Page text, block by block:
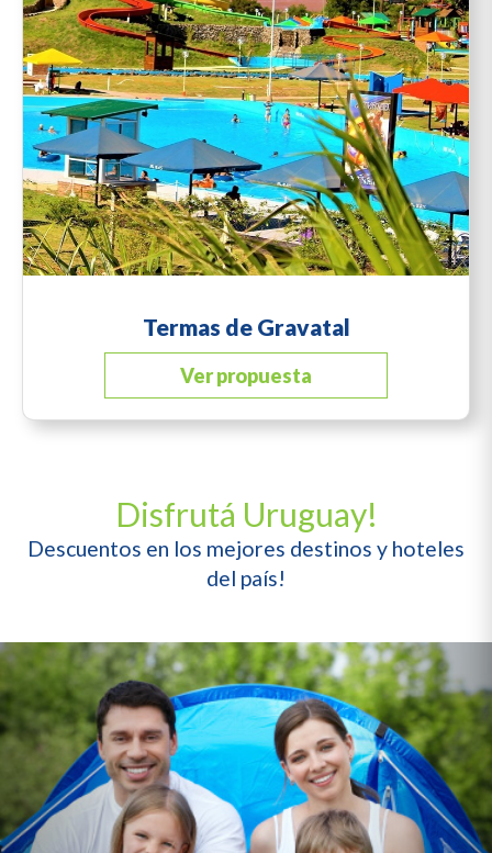
Termas de Gravatal
Ver propuesta
Disfrutá Uruguay!
Descuentos en los mejores destinos y hoteles
del país!